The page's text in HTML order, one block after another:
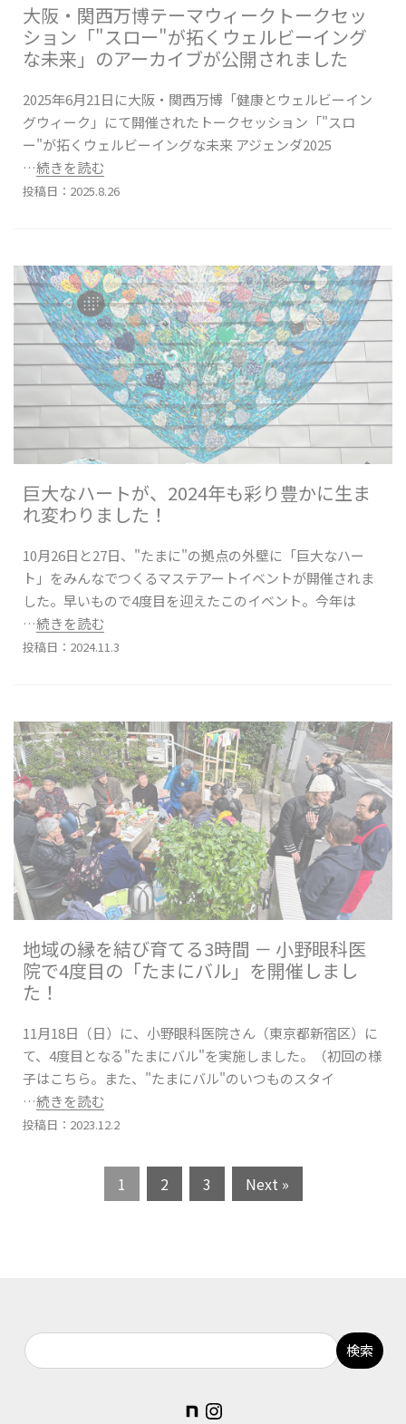
大阪・関西万博テーマウィークトークセッ
ション「"スロー"が拓くウェルビーイング
な未来」のアーカイブが公開されました
2025年6月21日に大阪・関西万博「健康とウェルビーイン
グウィーク」にて開催されたトークセッション「"スロ
ー"が拓くウェルビーイングな未来 アジェンダ2025
…続きを読む
投稿日：2025.8.26
巨大なハートが、2024年も彩り豊かに生ま
れ変わりました！
10月26日と27日、"たまに"の拠点の外壁に「巨大なハー
ト」をみんなでつくるマステアートイベントが開催されま
した。早いもので4度目を迎えたこのイベント。今年は
…続きを読む
投稿日：2024.11.3
地域の縁を結び育てる3時間 － 小野眼科医
院で4度目の「たまにバル」を開催しまし
た！
11月18日（日）に、小野眼科医院さん（東京都新宿区）に
て、4度目となる"たまにバル"を実施しました。（初回の様
子はこちら。また、"たまにバル"のいつものスタイ
…続きを読む
投稿日：2023.12.2
1 2 3 Next »
noteInstagram